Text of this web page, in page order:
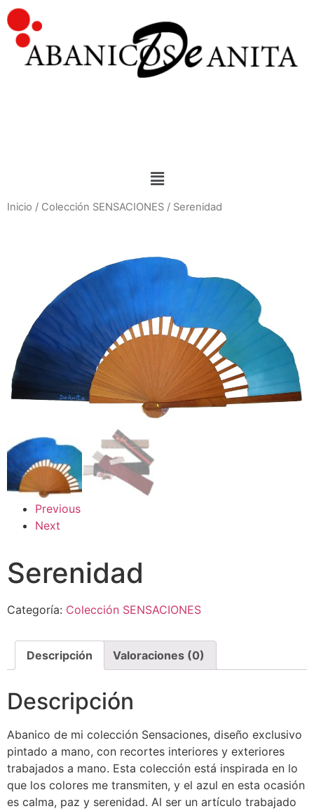
Inicio / Colección SENSACIONES / Serenidad
Previous
Next
Serenidad
Categoría: Colección SENSACIONES
Descripción Valoraciones (0)
Descripción
Abanico de mi colección Sensaciones, diseño exclusivo
pintado a mano, con recortes interiores y exteriores
trabajados a mano. Esta colección está inspirada en lo
que los colores me transmiten, y el azul en esta ocasión
es calma, paz y serenidad. Al ser un artículo trabajado